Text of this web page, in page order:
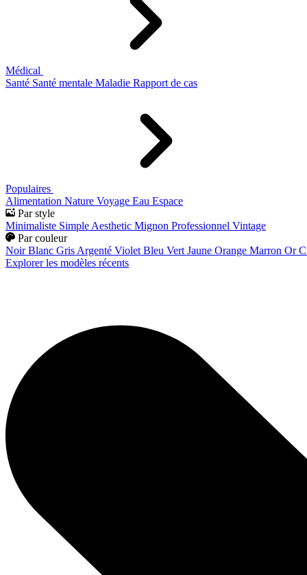
Médical
Santé Santé mentale Maladie Rapport de cas
Populaires
Alimentation Nature Voyage Eau Espace
Par style
Minimaliste Simple Aesthetic Mignon Professionnel Vintage
Par couleur
Noir Blanc Gris Argenté Violet Bleu Vert Jaune Orange Marron Or
Explorer les modèles récents